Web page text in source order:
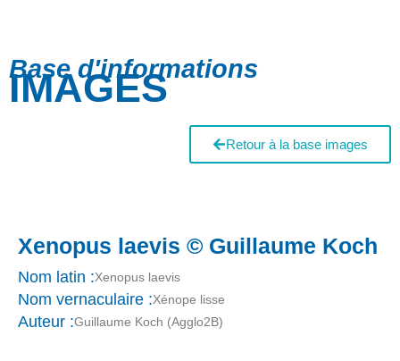
Base d'informations
IMAGES
Retour à la base images
Xenopus laevis © Guillaume Koch
Nom latin :Xenopus laevis
Nom vernaculaire :Xénope lisse
Auteur :Guillaume Koch (Agglo2B)